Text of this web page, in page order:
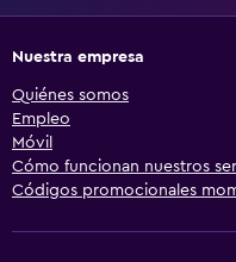
Nuestra empresa
Quiénes somos
Empleo
Móvil
Cómo funcionan nuestros
Códigos promocionales